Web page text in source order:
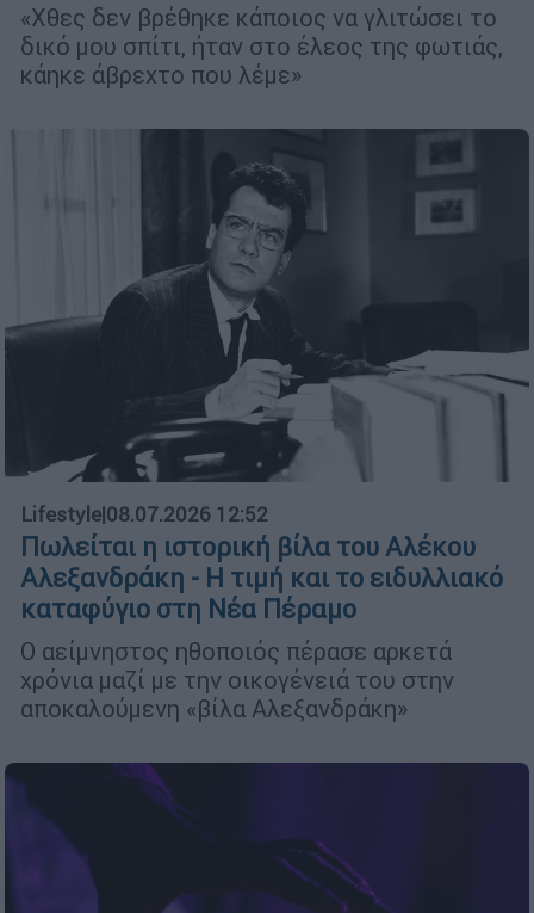
«Χθες δεν βρέθηκε κάποιος να γλιτώσει το
δικό μου σπίτι, ήταν στο έλεος της φωτιάς,
κάηκε άβρεχτο που λέμε»
Lifestyle|08.07.2026 12:52
Πωλείται η ιστορική βίλα του Αλέκου
Αλεξανδράκη - Η τιμή και το ειδυλλιακό
καταφύγιο στη Νέα Πέραμο
Ο αείμνηστος ηθοποιός πέρασε αρκετά
χρόνια μαζί με την οικογένειά του στην
αποκαλούμενη «βίλα Αλεξανδράκη»